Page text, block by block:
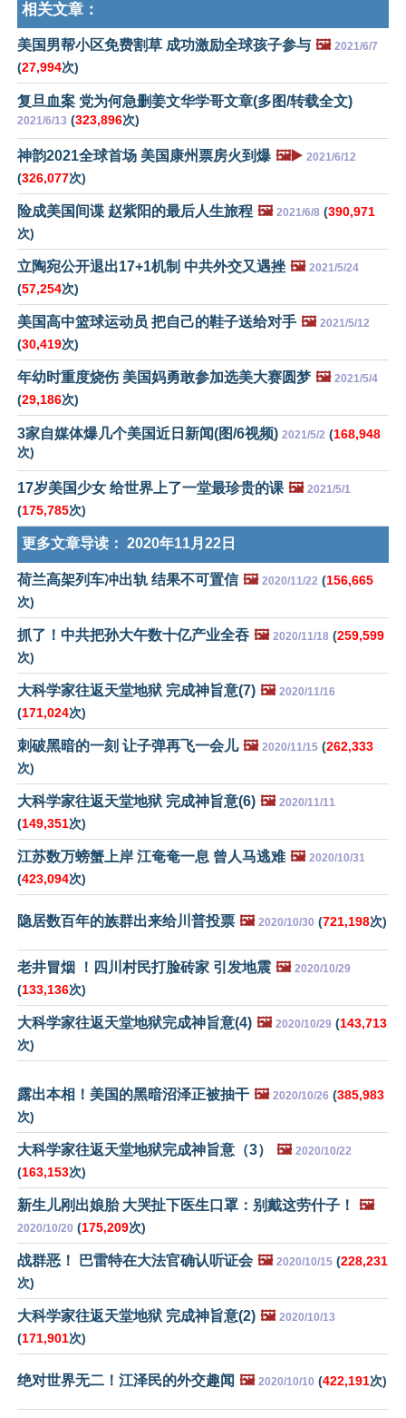
相关文章：
美国男帮小区免费割草 成功激励全球孩子参与 🖼️ 2021/6/7
(27,994次)
复旦血案 党为何急删姜文华学哥文章(多图/转载全文)
2021/6/13 (323,896次)
神韵2021全球首场 美国康州票房火到爆 🖼️▶️ 2021/6/12
(326,077次)
险成美国间谍 赵紫阳的最后人生旅程 🖼️ 2021/6/8 (390,971
次)
立陶宛公开退出17+1机制 中共外交又遇挫 🖼️ 2021/5/24
(57,254次)
美国高中篮球运动员 把自己的鞋子送给对手 🖼️ 2021/5/12
(30,419次)
年幼时重度烧伤 美国妈勇敢参加选美大赛圆梦 🖼️ 2021/5/4
(29,186次)
3家自媒体爆几个美国近日新闻(图/6视频) 2021/5/2 (168,948
次)
17岁美国少女 给世界上了一堂最珍贵的课 🖼️ 2021/5/1
(175,785次)
更多文章导读： 2020年11月22日
荷兰高架列车冲出轨 结果不可置信 🖼️ 2020/11/22 (156,665
次)
抓了！中共把孙大午数十亿产业全吞 🖼️ 2020/11/18 (259,599
次)
大科学家往返天堂地狱 完成神旨意(7) 🖼️ 2020/11/16
(171,024次)
刺破黑暗的一刻 让子弹再飞一会儿 🖼️ 2020/11/15 (262,333
次)
大科学家往返天堂地狱 完成神旨意(6) 🖼️ 2020/11/11
(149,351次)
江苏数万螃蟹上岸 江奄奄一息 曾人马逃难 🖼️ 2020/10/31
(423,094次)
隐居数百年的族群出来给川普投票 🖼️ 2020/10/30 (721,198次)
老井冒烟 ！四川村民打脸砖家 引发地震 🖼️ 2020/10/29
(133,136次)
大科学家往返天堂地狱完成神旨意(4) 🖼️ 2020/10/29 (143,713
次)
露出本相！美国的黑暗沼泽正被抽干 🖼️ 2020/10/26 (385,983
次)
大科学家往返天堂地狱完成神旨意（3） 🖼️ 2020/10/22
(163,153次)
新生儿刚出娘胎 大哭扯下医生口罩：别戴这劳什子！ 🖼️
2020/10/20 (175,209次)
战群恶！ 巴雷特在大法官确认听证会 🖼️ 2020/10/15 (228,231
次)
大科学家往返天堂地狱 完成神旨意(2) 🖼️ 2020/10/13
(171,901次)
绝对世界无二！江泽民的外交趣闻 🖼️ 2020/10/10 (422,191次)